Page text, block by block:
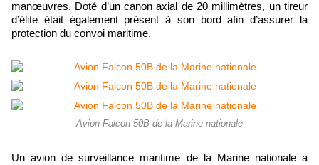
manœuvres. Doté d’un canon axial de 20 millimètres, un tireur
d’élite était également présent à son bord afin d’assurer la
protection du convoi maritime.
Avion Falcon 50B de la Marine nationale
Un avion de surveillance maritime de la Marine nationale a